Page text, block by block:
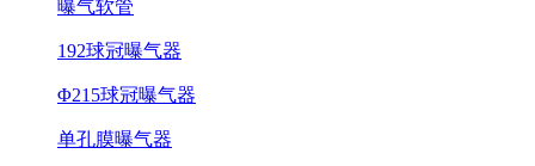
曝气软管
192球冠曝气器
Φ215球冠曝气器
单孔膜曝气器